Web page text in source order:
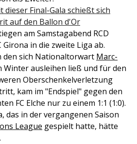
dieser Final-Gala schießt sich
auf den Ballon d'Or
am Samstagabend RCD
Girona in die zweite Liga ab.
den sich Nationaltorwart Marc-
Winter ausleihen ließ und für den
Oberschenkelverletzung
kam im "Endspiel" gegen den
FC Elche nur zu einem 1:1 (1:0).
das in der vergangenen Saison
League gespielt hatte, hätte